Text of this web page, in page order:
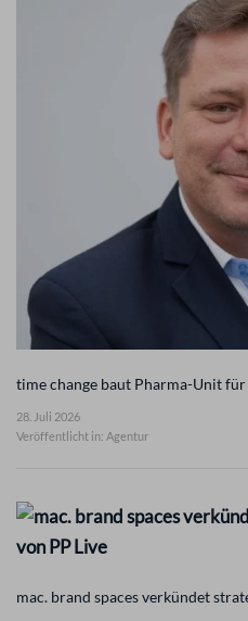
time change baut Pharma-Unit
28. Juli 2026
Veröffentlicht in: Agentur
mac. brand spaces verkündet